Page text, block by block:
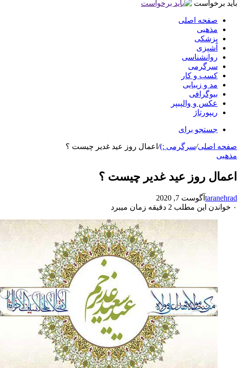
باید برخواست
صفحه اصلی
مذهبی
پزشکی
آشپزی
روانشناسی
سرگرمی
کسب و کار
مد و زیبایی
بیوگرافی
عکس و والپیپر
ریپورتاژ
جستجو برای
صفحه اصلی/سرگرمی :)/ اعمال روز عید غدیر چیست ؟
مذهبی
اعمال روز عید غدیر چیست ؟
taranehrad آگوست 7, 2020
۰ خواندن این مطلب 2 دقیقه زمان میبرد